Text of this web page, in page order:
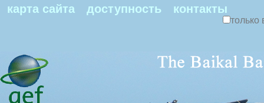
карта сайта доступность контакты
только